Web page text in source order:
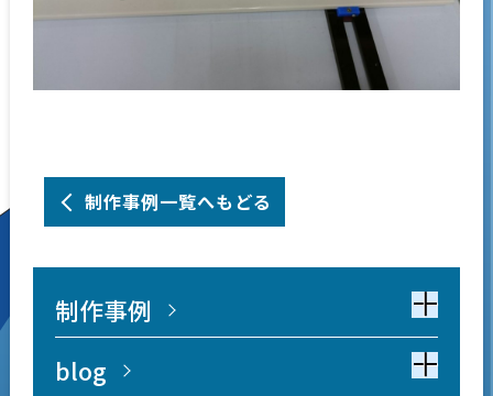
制作事例一覧へもどる
制作事例
blog